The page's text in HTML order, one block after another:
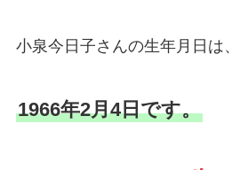
小泉今日子さんの生年月日は、
1966年2月4日です。